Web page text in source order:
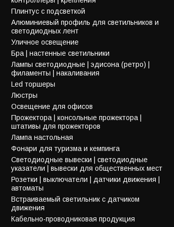
Плинтус с подсветкой
Алюминиевый профиль для светильников и
светодиодных лент
Уличное освещение
Бра | настенные светильники
Лампы светодиодные | эдисона (ретро) |
филаменты | накаливания
Led торшеры
Люстры
Освещение для офисов
Прожектора | консольные прожектора |
штативы для прожекторов
Лампа настольная
Фонари для туризма и кемпинга
Светодиодные вывески | светодиодные
указатели | вывески для общественных мест
Розетки | выключатели | датчики движения |
автоматы
Встраиваемый светильник с датчиком
движения
Кабельно-проводниковая продукция